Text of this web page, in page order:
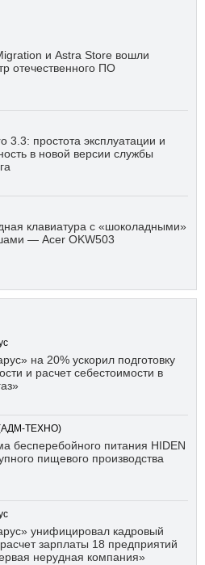
и Astra Store вошли
отечественного ПО
3.3: простота эксплуатации и
в новой версии службы
клавиатура с «шоколадными»
— Acer OKW503
на 20% ускорил подготовку
и расчет себестоимости в
(АДМ-ТЕХНО)
бесперебойного питания HIDEN
пищевого производства
унифицировал кадровый
зарплаты 18 предприятий
нерудная компания»